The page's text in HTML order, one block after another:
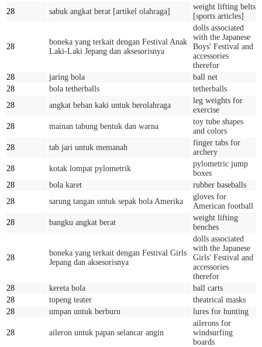
28
sabuk angkat berat [artikel olahraga]
weight lifting belts
[sports articles]
28
boneka yang terkait dengan Festival Anak
Laki-Laki Jepang dan aksesorisnya
dolls associated
with the Japanese
Boys' Festival and
accessories
therefor
28
jaring bola
ball net
28
bola tetherballs
tetherballs
28
angkat beban kaki untuk berolahraga
leg weights for
exercise
28
mainan tabung bentuk dan warna
toy tube shapes
and colors
28
tab jari untuk memanah
finger tabs for
archery
28
kotak lompat pylometrik
pylometric jump
boxes
28
bola karet
rubber baseballs
28
sarung tangan untuk sepak bola Amerika
gloves for
American football
28
bangku angkat berat
weight lifting
benches
28
boneka yang terkait dengan Festival Girls
Jepang dan aksesorisnya
dolls associated
with the Japanese
Girls' Festival and
accessories
therefor
28
kereta bola
ball carts
28
topeng teater
theatrical masks
28
umpan untuk berburu lures for hunting
28 aileron untuk papan selancar angin
ailerons for
windsurfing
boards